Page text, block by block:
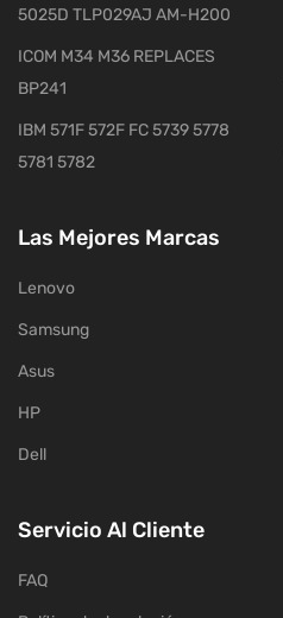
5025D TLP029AJ AM-H200
ICOM M34 M36 REPLACES
BP241
IBM 571F 572F FC 5739 5778
5781 5782
Las Mejores Marcas
Lenovo
Samsung
Asus
HP
Dell
Servicio Al Cliente
FAQ